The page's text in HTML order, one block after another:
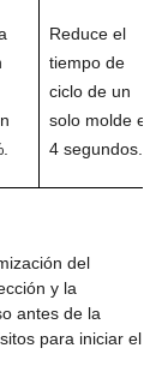
Reduce el
tiempo de
ciclo de un
solo molde en
4 segundos.
del
y la
antes de la
para iniciar el